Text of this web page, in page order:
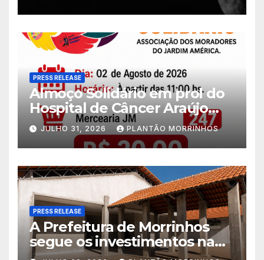
PRESS RELEASE
Almoço Solidário em prol do
Hospital de Câncer Araújo
Jorge é realizado no Jardim
América
JULHO 31, 2026 PLANTÃO MORRINHOS
PRESS RELEASE
A Prefeitura de Morrinhos
segue os investimentos na
educação. A obra da Escola